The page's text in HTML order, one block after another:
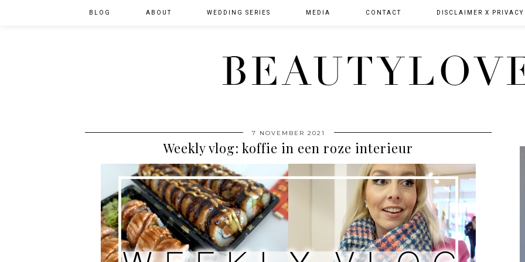
BLOG ABOUT WEDDING SERIES MEDIA CONTACT DISCLAIMER X PRIVACY
7 NOVEMBER 2021
Weekly vlog: koffie in een roze interieur